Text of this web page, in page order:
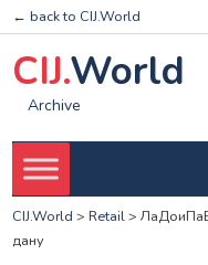
← back to CIJ.World
CIJ.World
Archive
CIJ.World > Retail>
дану